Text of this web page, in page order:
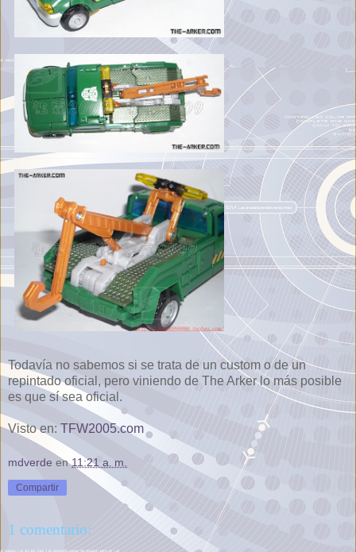
Todavía no sabemos si se trata de un custom o de un
repintado oficial, pero viniendo de The Arker lo más posible
es que sí sea oficial.
Visto en: TFW2005.com
mdverde en11:21 a. m.
Compartir
1 comentario: